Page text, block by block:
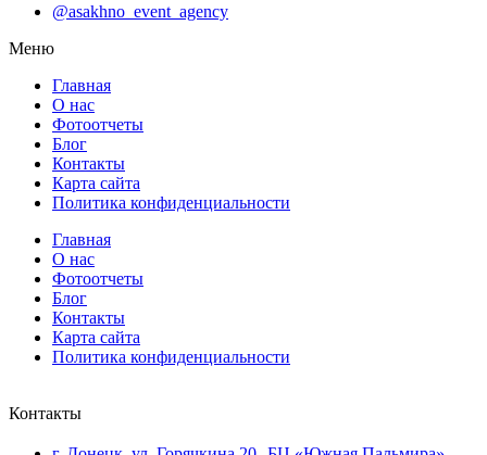
@asakhno_event_agency
Меню
Главная
О нас
Фотоотчеты
Блог
Контакты
Карта сайта
Политика конфиденциальности
Главная
О нас
Фотоотчеты
Блог
Контакты
Карта сайта
Политика конфиденциальности
Контакты